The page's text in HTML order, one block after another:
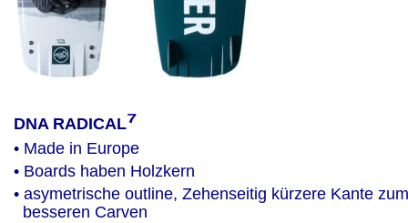
DNA RADICAL⁷
• Made in Europe
• Boards haben Holzkern
• asymetrische outline, Zehenseitig kürzere Kante
  besseren Carven